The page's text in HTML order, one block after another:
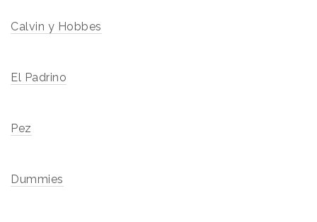
Calvin y Hobbes
El Padrino
Pez
Dummies